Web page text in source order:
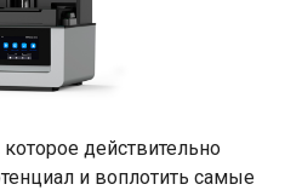
действительно
и воплотить самые